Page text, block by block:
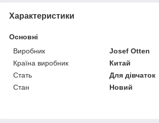
Характеристики
Основні
Виробник
Josef Otten
Країна виробник
Китай
Стать
Для дівчаток
Стан
Новий